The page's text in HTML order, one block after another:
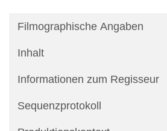
Filmographische Angaben
Inhalt
Informationen zum Regisseur
Sequenzprotokoll